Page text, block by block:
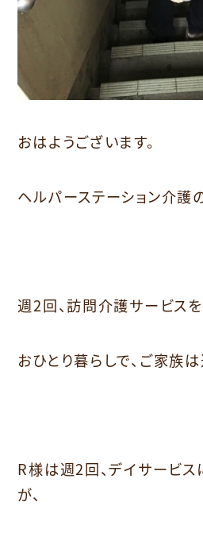
おはようございます。
ヘルパーステーション介護
週2回、訪問介護サービス
おひとり暮らしで、ご家族
R様は週2回、デイサービス
が、